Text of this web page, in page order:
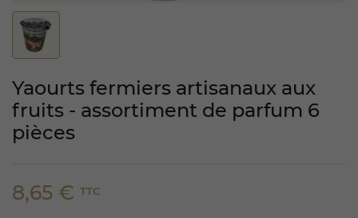
Yaourts fermiers artisanaux aux
fruits - assortiment de parfum 6
pièces
8,65 € TTC